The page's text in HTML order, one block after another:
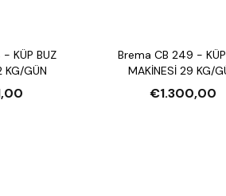
KÜP BUZ
KG/GÜN
Brema CB 249 -
MAKİNESİ 29 KG/
€1.300,00